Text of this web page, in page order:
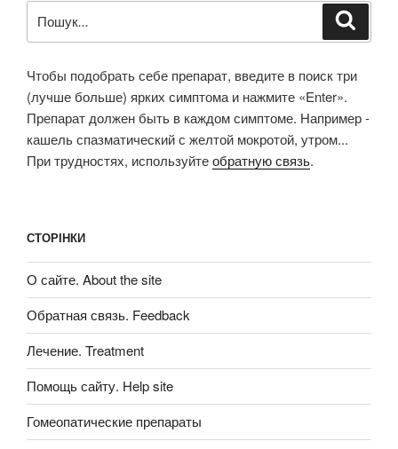
за
Чтобы подобрать себе препарат, введите в поиск три
(лучше больше) ярких симптома и нажмите «Enter».
Препарат должен быть в каждом симптоме. Например -
кашель спазматический с желтой мокротой, утром...
При трудностях, используйтеобратную связь.
СТОРІНКИ
О сайте. About the site
Обратная связь. Feedback
Лечение. Treatment
Помощь сайту. Help site
Гомеопатические препараты